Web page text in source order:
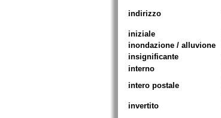
indirizzo
iniziale
inondazione / alluvione
insignificante
interno
intero postale
invertito